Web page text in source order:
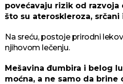
povećavaju rizik od
što su ateroskleroza, srčani
Na sreću, postoje prirodni
njihovom lečenju.
Mešavina đumbira i belog
moćna, a ne samo da brine